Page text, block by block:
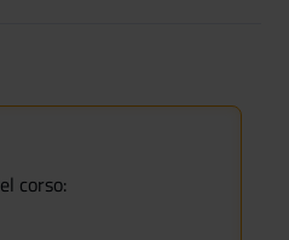
corso: